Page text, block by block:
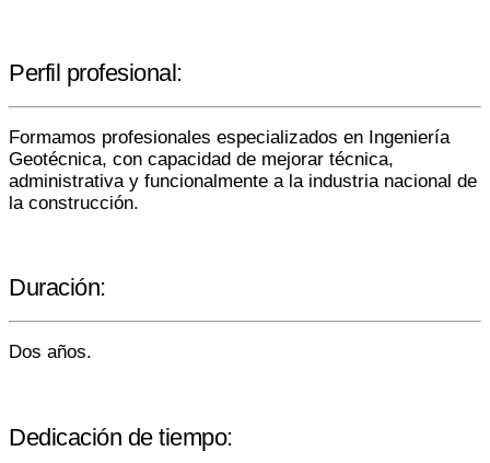
Perfil profesional:
Formamos profesionales especializados en Ingeniería
Geotécnica, con capacidad de mejorar técnica,
administrativa y funcionalmente a la industria nacional de
la construcción.
Duración:
Dos años.
Dedicación de tiempo: